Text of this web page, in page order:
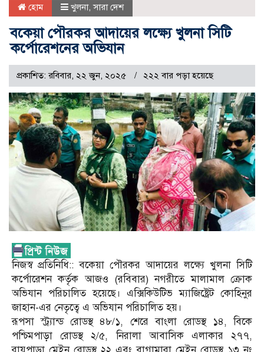
হোম খুলনা,সারা দেশ
বকেয়া পৌরকর আদায়ের লক্ষ্যে খুলনা সিটি
কর্পোরেশনের অভিযান
প্রকাশিত: রবিবার, ২২ জুন, ২০২৫ ২২২ বার পড়া হয়েছে
নিজস্ব প্রতিনিধি:: বকেয়া পৌরকর আদায়ের লক্ষ্যে খুলনা সিটি
কর্পোরেশন কর্তৃক আজও (রবিবার) নগরীতে মালামাল ক্রোক
অভিযান পরিচালিত হয়েছে। এক্সিকিউটিভ ম্যাজিষ্ট্রেট কোহিনুর
জাহান-এর নেতৃত্বে এ অভিযান পরিচালিত হয়।
রূপসা স্ট্র্যান্ড রোডস্থ ৪৮/১, শেরে বাংলা রোডস্থ ১৪, বিকে
পশ্চিমপাড়া রোডস্থ ২/৫, নিরালা আবাসিক এলাকার ২৭৭,